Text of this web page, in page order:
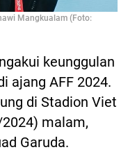
Mangkualam (Foto:
keunggulan
ajang AFF 2024.
di Stadion Viet
malam,
Garuda.